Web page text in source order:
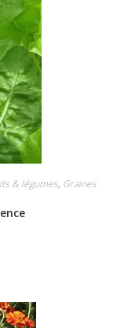
& légumes, Graines